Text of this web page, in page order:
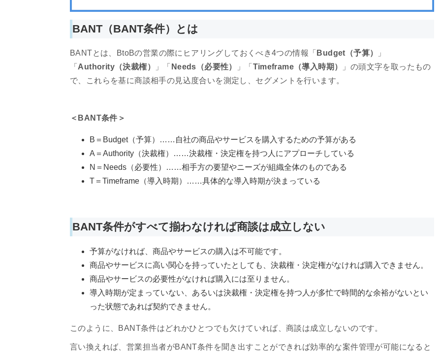
BANT（BANT条件）とは
BANTとは、BtoBの営業の際にヒアリングしておくべき4つの情報「 Budget（予算）
」
「 Authority（決裁権） 」「 Needs（必要性） 」「 Timeframe（導入時期）
」の頭文字を取ったもの
で、これらを基に商談相手の見込度合いを測定し、セグメントを行います。
＜BANT条件＞
B＝Budget（予算）……自社の商品やサービスを購入するための予算がある
A＝Authority（決裁権）……決裁権・決定権を持つ人にアプローチしている
N＝Needs（必要性）……相手方の要望やニーズが組織全体のものである
T＝Timeframe（導入時期）……具体的な導入時期が決まっている
BANT条件がすべて揃わなければ商談は成立しない
予算がなければ、商品やサービスの購入は不可能です。
商品やサービスに高い関心を持っていたとしても、決裁権・決定権がなければ購入できません。
商品やサービスの必要性がなければ購入には至りません。
導入時期が定まっていない、あるいは決裁権・決定権を持つ人が多忙で時間的な余裕がないとい
った状態であれば契約できません。
このように、BANT条件はどれかひとつでも欠けていれば、商談は成立しないのです。
言い換えれば、営業担当者がBANT条件を聞き出すことができれば効率的な案件管理が可能になると